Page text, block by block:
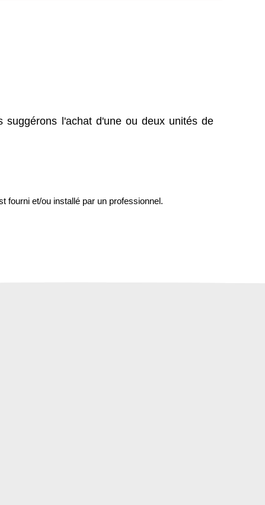
l'achat d'une ou deux unités de
fourni et/ou installé par un professionnel.